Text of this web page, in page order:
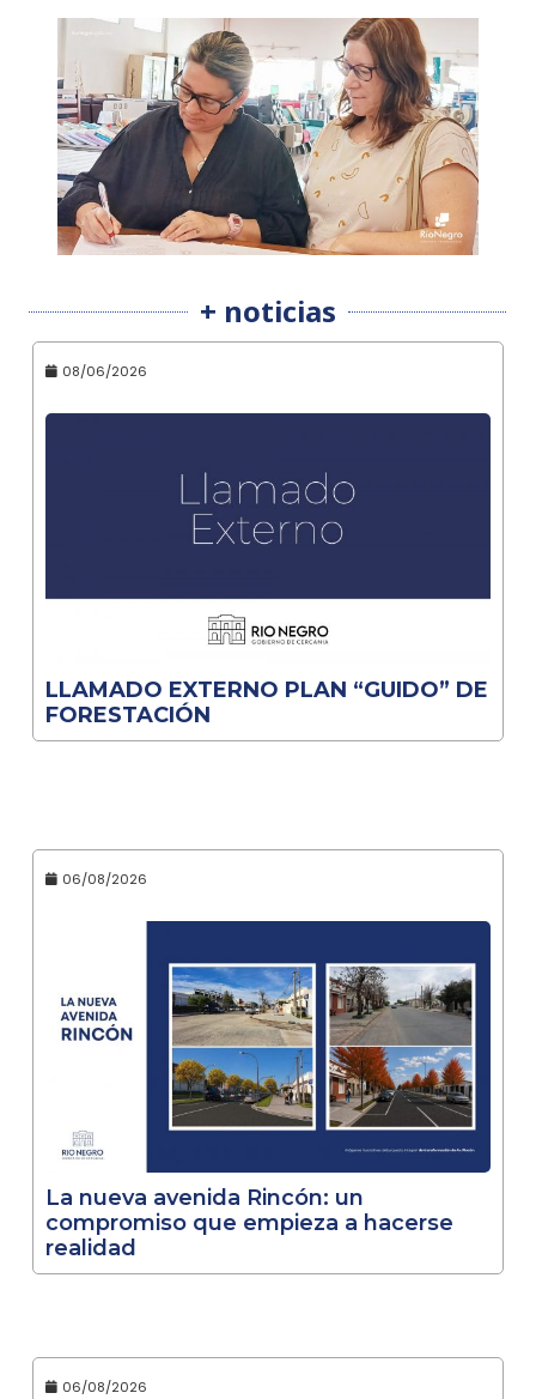
+ noticias
08/06/2026
LLAMADO EXTERNO PLAN “GUIDO” DE
FORESTACIÓN
06/08/2026
La nueva avenida Rincón: un
compromiso que empieza a hacerse
realidad
06/08/2026